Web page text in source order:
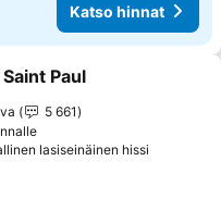
Katso hinnat
suosikkeihin
Paul
5 661
lasiseinäinen hissi